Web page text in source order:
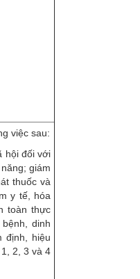
việc sau:
hội đối với
giám
thuốc và
y tế, hóa
toàn thực
dinh
định, hiệu
2, 3 và 4